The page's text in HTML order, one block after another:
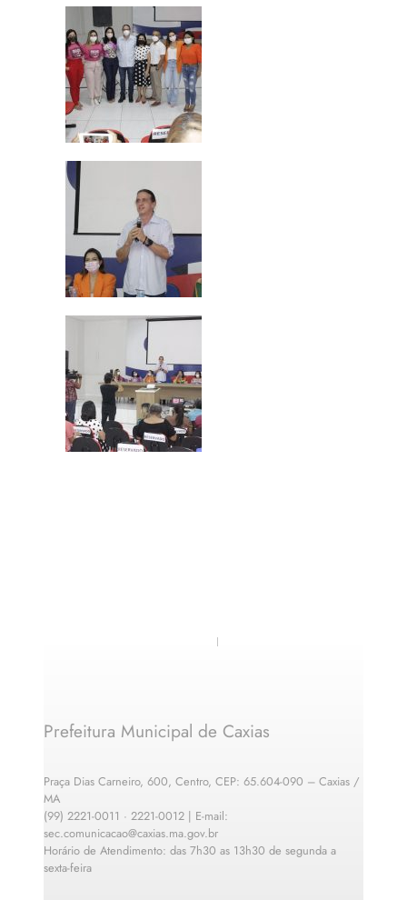
Prefeitura Municipal de Caxias
Praça Dias Carneiro, 600, Centro, CEP: 65.604-090 – Caxias /
MA
(99) 2221-0011 · 2221-0012 | E-mail:
sec.comunicacao@caxias.ma.gov.br
Horário de Atendimento: das 7h30 as 13h30 de segunda a
sexta-feira